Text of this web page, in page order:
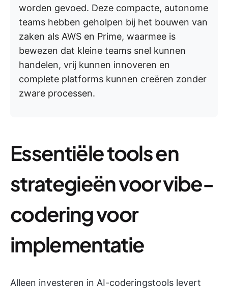
worden gevoed. Deze compacte, autonome
teams hebben geholpen bij het bouwen van
zaken als AWS en Prime, waarmee is
bewezen dat kleine teams snel kunnen
handelen, vrij kunnen innoveren en
complete platforms kunnen creëren zonder
zware processen.
Essentiële tools en
strategieën voor vibe-
codering voor
implementatie
Alleen investeren in AI-coderingstools levert